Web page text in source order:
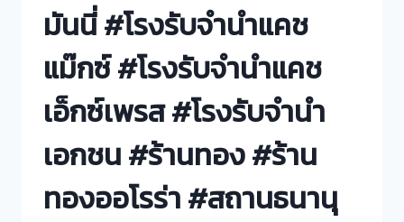
มันนี่ #โรงรับจำนำแคช
แม๊กซ์ #โรงรับจำนำแคช
เอ็กซ์เพรส #โรงรับจำนำ
เอกชน #ร้านทอง #ร้าน
ทองออโรร่า #สถานธนานุ